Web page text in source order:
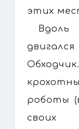
этих
Вдоль
роботы
своих